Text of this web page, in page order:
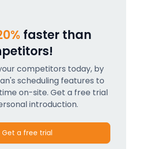
faster than
competitors today, by
scheduling features to
on-site. Get a free trial
introduction.
Get a free trial